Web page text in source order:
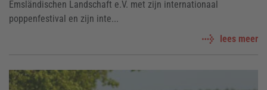
Emsländischen Landschaft e.V. met zijn internationaal
poppenfestival en zijn inte...
lees meer